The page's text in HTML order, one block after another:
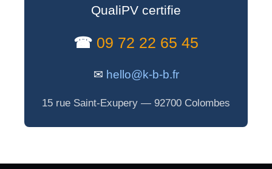
QualiPV certifie
☎ 09 72 22 65 45
✉ hello@k-b-b.fr
15 rue Saint-Exupery — 92700 Colombes